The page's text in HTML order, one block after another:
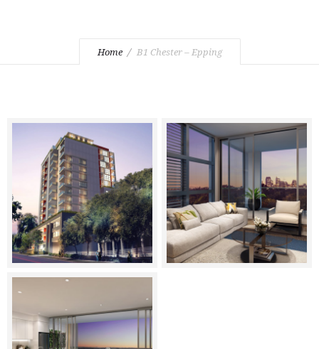
Home B1 Chester – Epping